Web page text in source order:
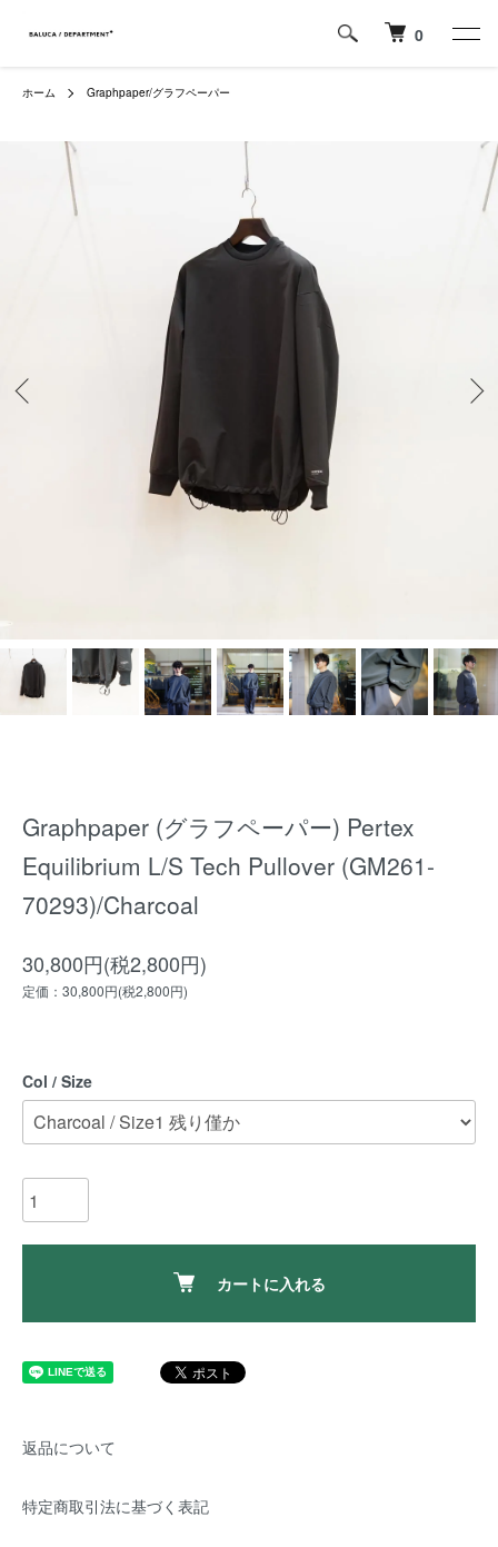
0
ホーム Graphpaper/グラフペーパー
Graphpaper (グラフペーパー) Pertex
Equilibrium L/S Tech Pullover (GM261-
70293)/Charcoal
30,800円(税2,800円)
定価：30,800円(税2,800円)
Col / Size
カートに入れる
返品について
特定商取引法に基づく表記